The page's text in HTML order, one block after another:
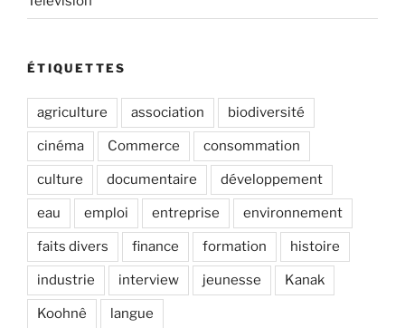
ÉTIQUETTES
agriculture association biodiversité
cinéma Commerce consommation
culture documentaire développement
eau emploi entreprise environnement
faits divers finance formation histoire
industrie interview jeunesse Kanak
Koohnê langue